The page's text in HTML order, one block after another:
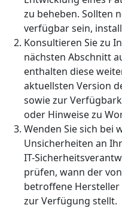
zu beheben. Sollten
verfügbar sein,
Konsultieren Sie zu
nächsten Abschnitt
enthalten diese
aktuellsten Version
sowie zur
oder Hinweise zu
Wenden Sie sich bei
Unsicherheiten an
IT-
prüfen, wann der
betroffene
zur Verfügung stellt.